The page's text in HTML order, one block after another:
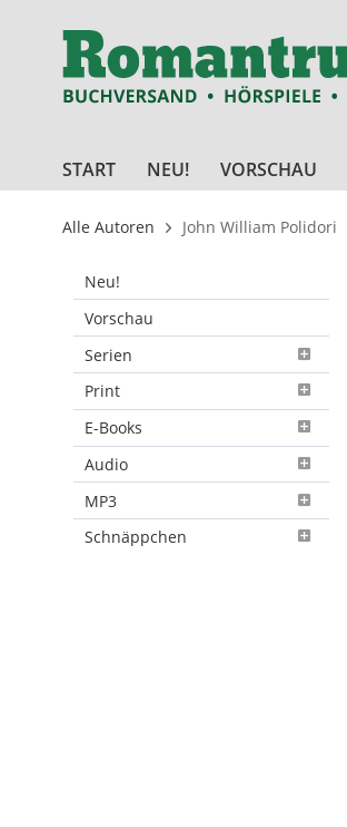
START NEU! VORSCHAU
Alle Autoren John William Polidori
Neu!
Vorschau
Serien
Print
E-Books
Audio
MP3
Schnäppchen